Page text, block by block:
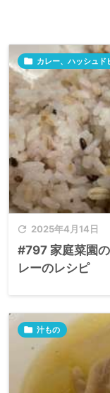
 2025年4月14日
 カレー、ハッシュド
#797 家庭菜園
レーのレシピ
 汁もの